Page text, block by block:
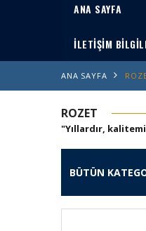
ANA SAYFA
İLETİŞİM
ANA SAYFA
ROZET
"Yıllardır,
BÜTÜN